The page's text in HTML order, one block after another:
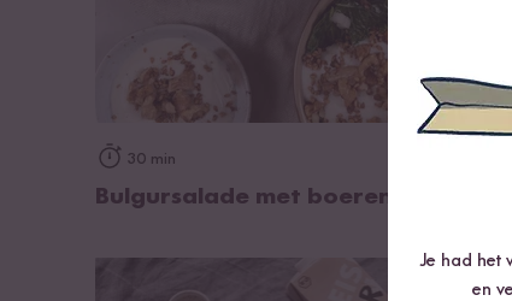
30 min
Bulgursalade met boerenkool
Je had het
en